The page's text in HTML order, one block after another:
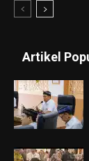
Artikel